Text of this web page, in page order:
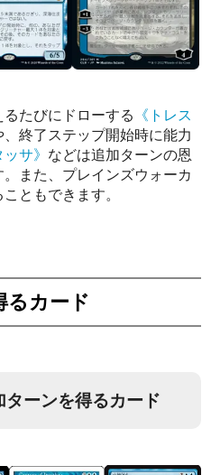
たびにドローする 《トレス
、終了ステップ開始時に能力
サ》 などは追加ターンの恩
また、プレインズウォーカ
ともできます。
るカード
ーンを得るカード